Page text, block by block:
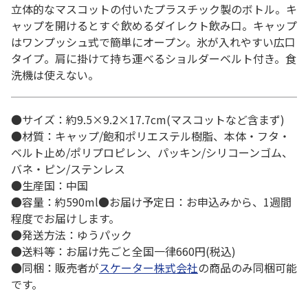
立体的なマスコットの付いたプラスチック製のボトル。キ
ャップを開けるとすぐ飲めるダイレクト飲み口。キャップ
はワンプッシュ式で簡単にオープン。氷が入れやすい広口
タイプ。肩に掛けて持ち運べるショルダーベルト付き。食
洗機は使えない。
●サイズ：約9.5×9.2×17.7cm(マスコットなど含まず)
●材質：キャップ/飽和ポリエステル樹脂、本体・フタ・
ベルト止め/ポリプロピレン、パッキン/シリコーンゴム、
バネ・ピン/ステンレス
●生産国：中国
●容量：約590ml●お届け予定日：お申込みから、1週間
程度でお届けします。
●発送方法：ゆうパック
●送料等：お届け先ごと全国一律660円(税込)
●同梱：販売者がスケーター株式会社の商品のみ同梱可能
です。